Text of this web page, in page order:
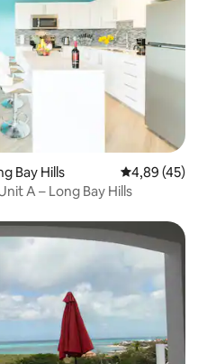
Bay Hills Średnia
4,89 (45)
A – Long Bay Hills